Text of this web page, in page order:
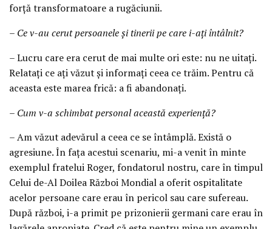
forță transformatoare a rugăciunii.
– Ce v-au cerut persoanele și tinerii pe care i-ați întâlnit?
– Lucru care era cerut de mai multe ori este: nu ne uitați.
Relatați ce ați văzut și informați ceea ce trăim. Pentru că
aceasta este marea frică: a fi abandonați.
– Cum v-a schimbat personal această experiență?
– Am văzut adevărul a ceea ce se întâmplă. Există o
agresiune. În fața acestui scenariu, mi-a venit în minte
exemplul fratelui Roger, fondatorul nostru, care în timpul
Celui de-Al Doilea Război Mondial a oferit ospitalitate
acelor persoane care erau în pericol sau care sufereau.
După război, i-a primit pe prizonierii germani care erau în